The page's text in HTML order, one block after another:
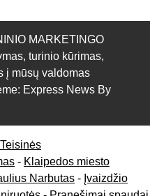
MARKETINGO
turinio kūrimas,
į mūsų valdomas
Express News By
Teisinės
- Klaipedos miesto
Narbutas - Įvaizdžio